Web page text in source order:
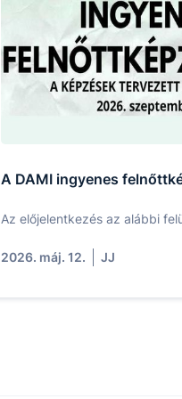
A DAMI ingyenes
Az előjelentkezés az alábbi
2026. máj. 12. JJ